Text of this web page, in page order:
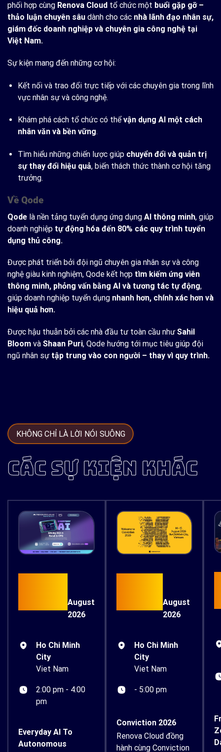
phối hợp cùng Renova Cloud tổ chức một buổi gặp gỡ –
thảo luận chuyên sâu dành cho các nhà lãnh đạo nhân sự,
giám đốc doanh nghiệp và chuyên gia công nghệ tại
Việt Nam.
Sự kiện mang đến những cơ hội:
Kết nối và trao đổi trực tiếp với các chuyên gia trong lĩnh
vực nhân sự và công nghệ.
Khám phá cách tổ chức có thểvận dụng AI một cách
nhân văn và bền vững.
Tìm hiểu những chiến lược giúp chuyển đổi và quản trị
sự thay đổi hiệu quả, biến thách thức thành cơ hội tăng
trưởng.
Về Qode
Qode là nền tảng tuyển dụng ứng dụng AI thông minh, giúp
doanh nghiệp tự động hóa đến 80% các quy trình tuyển
dụng thủ công.
Được phát triển bởi đội ngũ chuyên gia nhân sự và công
nghệ giàu kinh nghiệm, Qode kết hợp tìm kiếm ứng viên
thông minh, phỏng vấn bằng AI và tương tác tự động,
giúp doanh nghiệp tuyển dụng nhanh hơn, chính xác hơn và
hiệu quả hơn.
Được hậu thuẫn bởi các nhà đầu tư toàn cầu như Sahil
Bloom và Shaan Puri, Qode hướng tới mục tiêu giúp đội
ngũ nhân sự tập trung vào con người – thay vì quy trình.
KHÔNG CHỈ LÀ LỜI NÓI SUÔNG
CÁC SỰ KIỆN KHÁC
August
2026
Ho Chi Minh
City
Viet Nam
2:00 pm - 4:00
pm
Everyday AI To
Autonomous
August
2026
Ho Chi Minh
City
Viet Nam
- 5:00 pm
Conviction 2026
Renova Cloud đồng
hành cùng Conviction